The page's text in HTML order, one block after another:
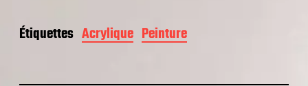
Étiquettes Acrylique Peinture